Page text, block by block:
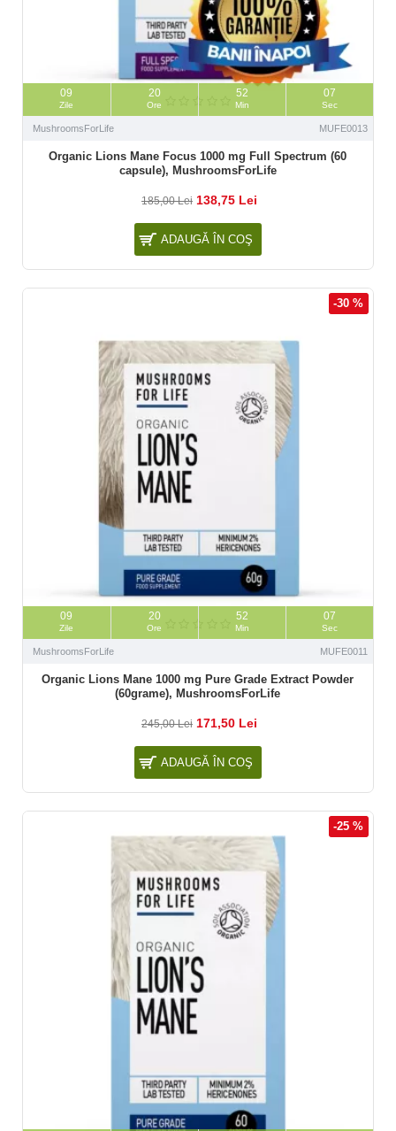
09
Zile
20
Ore
52
Min
06
Sec
MushroomsForLife MUFE0013
Organic Lions Mane Focus 1000 mg Full Spectrum (60
capsule), MushroomsForLife
185,00 Lei 138,75 Lei
ADAUGĂ ÎN COŞ
-30 %
09
Zile
20
Ore
52
Min
06
Sec
MushroomsForLife MUFE0011
Organic Lions Mane 1000 mg Pure Grade Extract Powder
(60grame), MushroomsForLife
245,00 Lei 171,50 Lei
ADAUGĂ ÎN COŞ
-25 %